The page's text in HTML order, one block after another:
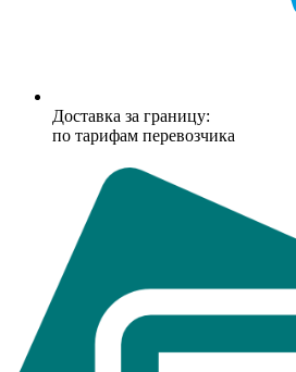
Доставка за границу:
по тарифам перевозчика